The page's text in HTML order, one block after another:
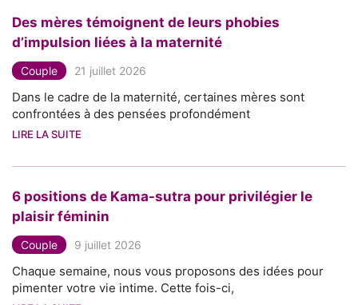
Des mères témoignent de leurs phobies
d’impulsion liées à la maternité
Couple 21 juillet 2026
Dans le cadre de la maternité, certaines mères sont
confrontées à des pensées profondément
LIRE LA SUITE
6 positions de Kama-sutra pour privilégier le
plaisir féminin
Couple 9 juillet 2026
Chaque semaine, nous vous proposons des idées pour
pimenter votre vie intime. Cette fois-ci,